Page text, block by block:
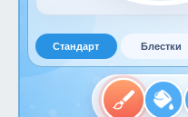
Стандарт Блестки